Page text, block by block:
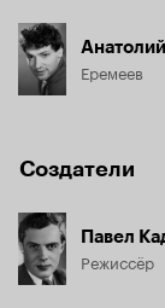
Еремеев
Создатели
Павел
Режиссёр